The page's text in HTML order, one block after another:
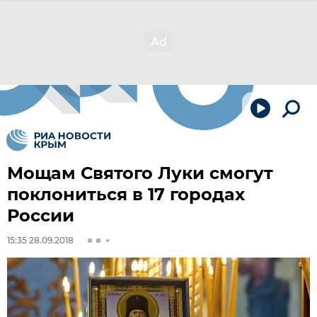
Мощам Святого Луки смогут
поклониться в 17 городах
России
15:35 28.09.2018